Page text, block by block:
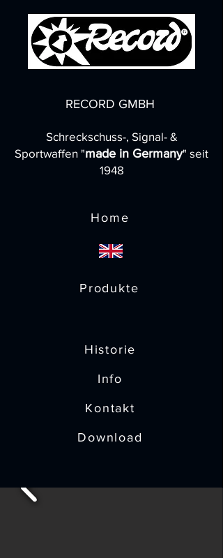
RECORD GMBH
Schreckschuss-, Signal- &
Sportwaffen "made in Germany" seit
1948
Home
Produkte
Historie
Info
Kontakt
Download